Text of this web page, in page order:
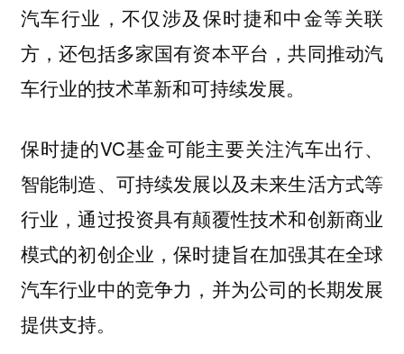
汽车行业，不仅涉及保时捷和中金等关联
方，还包括多家国有资本平台，共同推动汽
车行业的技术革新和可持续发展。
保时捷的VC基金可能主要关注汽车出行、
智能制造、可持续发展以及未来生活方式等
行业，通过投资具有颠覆性技术和创新商业
模式的初创企业，保时捷旨在加强其在全球
汽车行业中的竞争力，并为公司的长期发展
提供支持。